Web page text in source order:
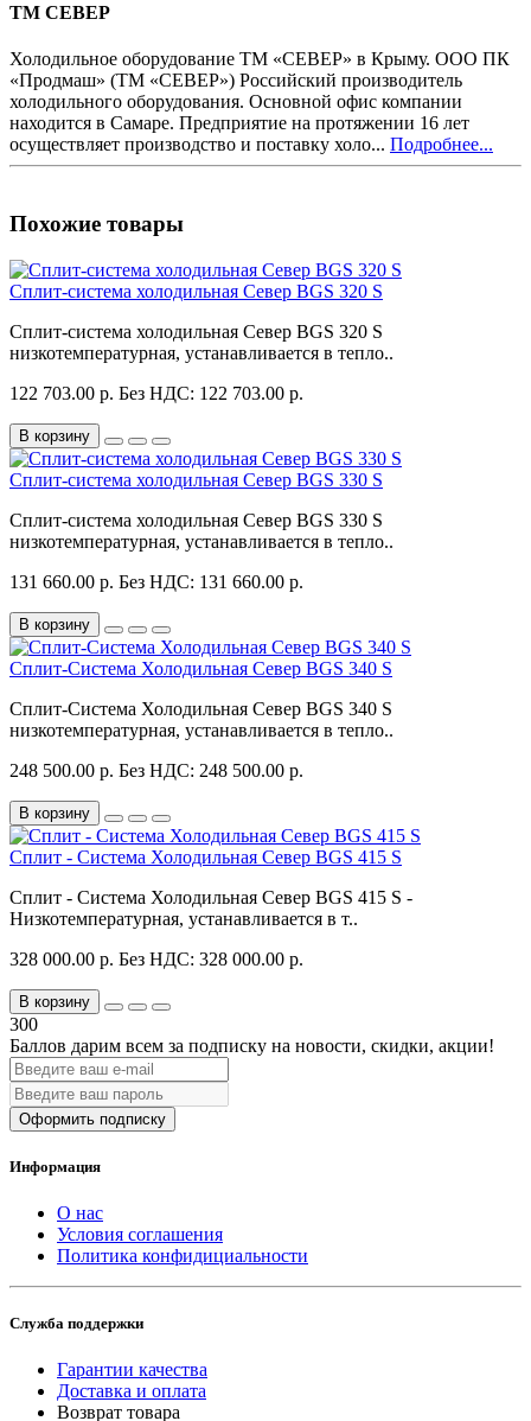
ТМ СЕВЕР
Холодильное оборудование ТМ «СЕВЕР» в Крыму. ООО ПК
«Продмаш» (ТМ «СЕВЕР») Российский производитель
холодильного оборудования. Основной офис компании
находится в Самаре. Предприятие на протяжении 16 лет
осуществляет производство и поставку холо... Подробнее...
Похожие товары
Сплит-система холодильная Север BGS 320 S
Сплит-система холодильная Север BGS 320 S
низкотемпературная, устанавливается в тепло..
122 703.00 р. Без НДС: 122 703.00 р.
В корзину
Сплит-система холодильная Север BGS 330 S
Сплит-система холодильная Север BGS 330 S
низкотемпературная, устанавливается в тепло..
131 660.00 р. Без НДС: 131 660.00 р.
В корзину
Сплит-Система Холодильная Север BGS 340 S
Сплит-Система Холодильная Север BGS 340 S
низкотемпературная, устанавливается в тепло..
248 500.00 р. Без НДС: 248 500.00 р.
В корзину
Сплит - Система Холодильная Север BGS 415 S
Сплит - Система Холодильная Север BGS 415 S -
Низкотемпературная, устанавливается в т..
328 000.00 р. Без НДС: 328 000.00 р.
В корзину
300
Баллов дарим всем за подписку на новости, скидки, акции!
Оформить подписку
Информация
О нас
Условия соглашения
Политика конфидициальности
Служба поддержки
Гарантии качества
Доставка и оплата
Возврат товара